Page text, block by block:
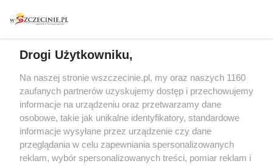
Spacery i oprowadzania
targi
Wernisaże
Więcej
Specjalny koncert z okazji
20. urodzin portalu
wSzczecinie.pl
Regulamin konkursów
śniadaniówka "Hej
Szczecin! Jest piątek!"
Drogi Użytkowniku,
Na naszej stronie wszczecinie.pl, my oraz naszych 1160
zaufanych partnerów uzyskujemy dostęp i przechowujemy
informacje na urządzeniu oraz przetwarzamy dane
osobowe, takie jak unikalne identyfikatory, standardowe
informacje wysyłane przez urządzenie czy dane
przeglądania w celu zapewniania spersonalizowanych
reklam, wybór spersonalizowanych treści, pomiar reklam i